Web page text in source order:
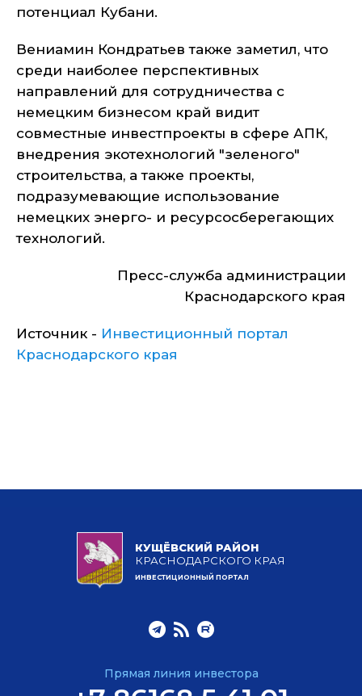
потенциал Кубани.
Вениамин Кондратьев также заметил, что
среди наиболее перспективных
направлений для сотрудничества с
немецким бизнесом край видит
совместные инвестпроекты в сфере АПК,
внедрения экотехнологий "зеленого"
строительства, а также проекты,
подразумевающие использование
немецких энерго- и ресурсосберегающих
технологий.
Пресс-служба администрации
Краснодарского края
Источник - Инвестиционный портал
Краснодарского края
КУЩЁВСКИЙ РАЙОН
КРАСНОДАРСКОГО КРАЯ
ИНВЕСТИЦИОННЫЙ ПОРТАЛ
Прямая линия инвестора